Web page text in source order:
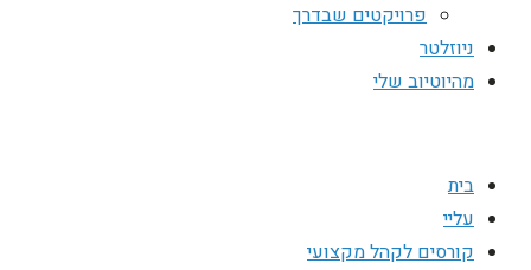
פרויקטים שבדרך
ניוזלטר
מהיוטיוב שלי
בית
עליי
קורסים לקהל מקצועי